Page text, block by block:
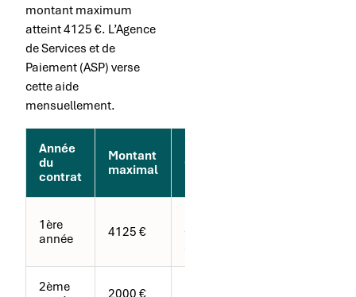
montant maximum
atteint 4125 €. L’Agence
de Services et de
Paiement (ASP) verse
cette aide
mensuellement.
Année
du
contrat
Montant
maximal
Conditions
1ère
année
4125 €
< 250
2ème
2000 €